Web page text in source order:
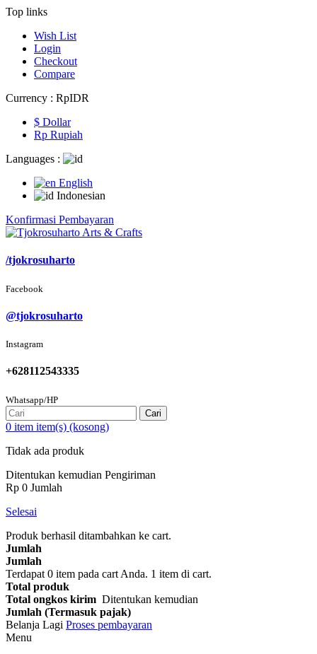
Top links
Wish List
Login
Checkout
Compare
Currency : Rp‎IDR
$ Dollar
Rp‎ Rupiah
Languages :
English
Indonesian
Konfirmasi Pembayaran
/tjokrosuharto
Facebook
@tjokrosuharto
Instagram
+628112543335
Whatsapp/HP
Cari
0 item item(s) (kosong)
Tidak ada produk
Ditentukan kemudian Pengiriman
Rp‎ 0 Jumlah
Selesai
Produk berhasil ditambahkan ke cart.
Jumlah
Jumlah
Terdapat 0 item pada cart Anda. 1 item di cart.
Total produk
Total ongkos kirim Ditentukan kemudian
Jumlah (Termasuk pajak)
Belanja Lagi Proses pembayaran
Menu